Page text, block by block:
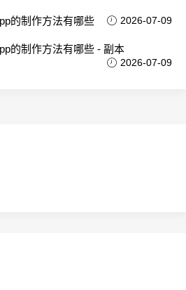
的制作方法有哪些 2026-07-09
的制作方法有哪些 - 副本
2026-07-09